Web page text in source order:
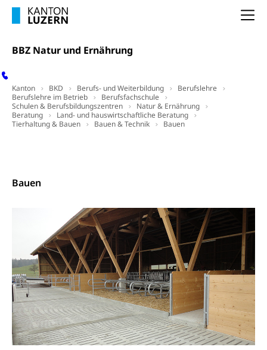
BBZ Natur und Ernährung
Kanton BKD Berufs- und Weiterbildung
Berufslehre
Berufslehre im Betrieb
Berufsfachschule
Schulen & Berufsbildungszentren
Natur & Ernährung
Beratung
Land- und hauswirtschaftliche Beratung
Tierhaltung & Bauen
Bauen & Technik Bauen
Bauen
Freiwilliges Kindergarten Jahr
Kindergarten & Basisstufe
Gesundheit und Soziales
Konsumentenschutz
Konsumentenorganisation, parallele Einfuhr,
regionale Erschöpfung, nationale Erschöpfung,
internationale Erschöpfung, Preisabsprache, Kartell,
Cassis-deDijon-Prinzip
Krankheit, Unfall, Prämienverbilligung,
Krankenversicherung (WAS Luzern)
Prämienverbilligung (WAS Luzern)
Obligatorische Krankenversicherung (WAS
Luzern)
Kranken- und Unfallversicherung
Lebensmittelsicherheit
sichere Lebensmittel, Lebensmittelkontrolle,
Lebensmittelhygiene, Produktesicherheit
Trinkwasser
Lebensmittel
Prävention
Gesundheitsvorsorge, Wellness, Unfallverhütung,
Suchtprävention, Alkoholprävention,
Tabakprävention, Primärprävention,
Sekundärprävention, Tertiärprävention